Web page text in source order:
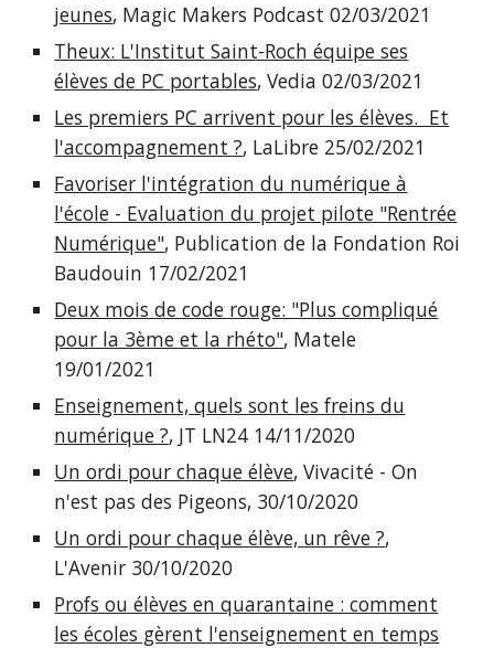
jeunes, Magic Makers Podcast 02/03/2021
Theux: L'Institut Saint-Roch équipe ses
élèves de PC portables, Vedia 02/03/2021
Les premiers PC arrivent pour les élèves. Et
l'accompagnement ?, LaLibre 25/02/2021
Favoriser l'intégration du numérique à
l'école - Evaluation du projet pilote "Rentrée
Numérique", Publication de la Fondation Roi
Baudouin 17/02/2021
Deux mois de code rouge: "Plus compliqué
pour la 3ème et la rhéto", Matele
19/01/2021
Enseignement, quels sont les freins du
numérique ?, JT LN24 14/11/2020
Un ordi pour chaque élève, Vivacité - On
n'est pas des Pigeons, 30/10/2020
Un ordi pour chaque élève, un rêve ?,
L'Avenir 30/10/2020
Profs ou élèves en quarantaine : comment
les écoles gèrent l'enseignement en temps